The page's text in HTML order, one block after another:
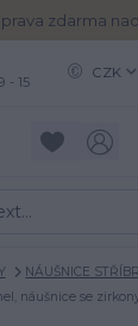
zdarma
CZK
- 15
NÁUŠNICE
náušnice se